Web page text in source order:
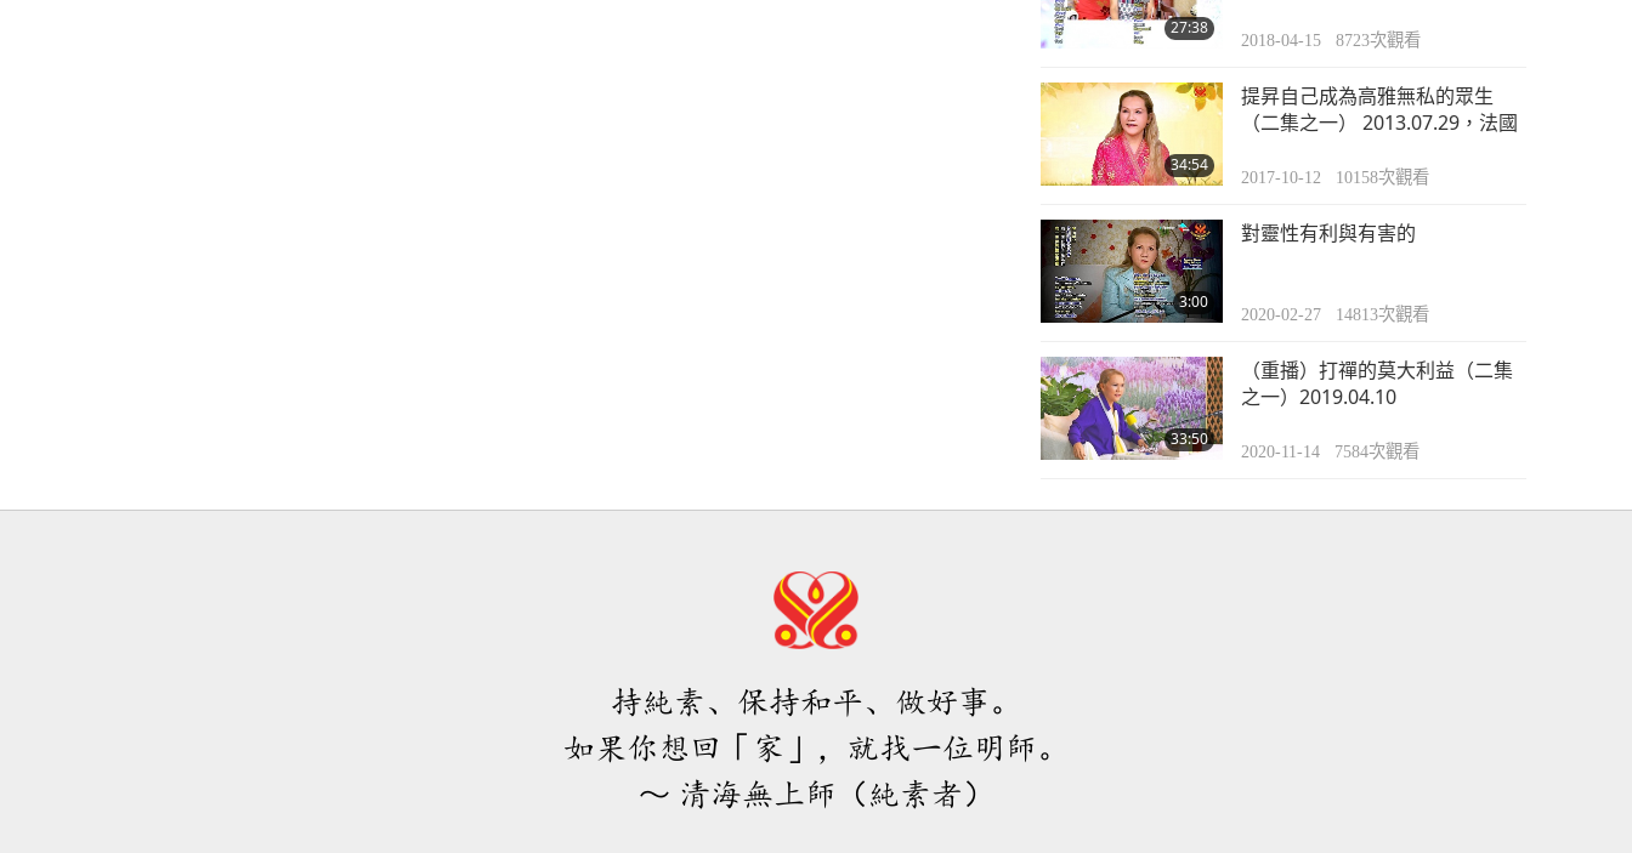
27:38
2018-04-15 8723次觀看
34:54
提昇自己成為高雅無私的眾生
（二集之一） 2013.07.29，法國
2017-10-12 10158次觀看
3:00
對靈性有利與有害的
2020-02-27 14813次觀看
33:50
（重播）打禪的莫大利益（二集
之一）2019.04.10
2020-11-14 7584次觀看
持純素、保持和平、做好事。
如果你想回「家」，就找一位明師。
～ 清海無上師（純素者）